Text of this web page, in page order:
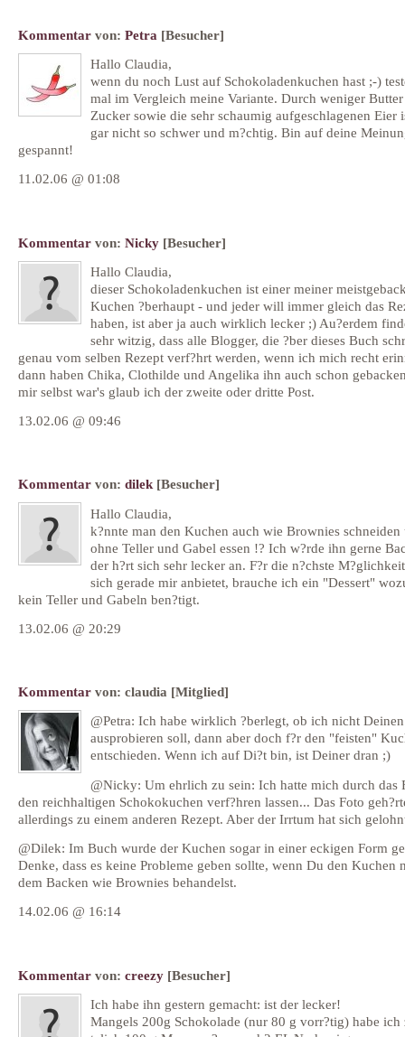
Kommentar von: Petra [Besucher]
Hallo Claudia,
wenn du noch Lust auf Schokoladenkuchen hast ;-)
mal im Vergleich meine Variante. Durch weniger
Zucker sowie die sehr schaumig aufgeschlagenen Eier
gar nicht so schwer und m?chtig. Bin auf deine
gespannt!
11.02.06 @ 01:08
Kommentar von: Nicky [Besucher]
Hallo Claudia,
dieser Schokoladenkuchen ist einer meiner
Kuchen ?berhaupt - und jeder will immer gleich das
haben, ist aber ja auch wirklich lecker ;) Au?erdem
sehr witzig, dass alle Blogger, die ?ber dieses Buch
genau vom selben Rezept verf?hrt werden, wenn ich mich recht
dann haben Chika, Clothilde und Angelika ihn auch schon
mir selbst war's glaub ich der zweite oder dritte Post.
13.02.06 @ 09:46
Kommentar von: dilek [Besucher]
Hallo Claudia,
k?nnte man den Kuchen auch wie Brownies schneiden
ohne Teller und Gabel essen !? Ich w?rde ihn gerne
der h?rt sich sehr lecker an. F?r die n?chste
sich gerade mir anbietet, brauche ich ein "Dessert"
kein Teller und Gabeln ben?tigt.
13.02.06 @ 20:29
Kommentar von: claudia [Mitglied]
@Petra: Ich habe wirklich ?berlegt, ob ich nicht Deinen
ausprobieren soll, dann aber doch f?r den "feisten"
entschieden. Wenn ich auf Di?t bin, ist Deiner dran ;)
@Nicky: Um ehrlich zu sein: Ich hatte mich durch das
den reichhaltigen Schokokuchen verf?hren lassen... Das Foto
allerdings zu einem anderen Rezept. Aber der Irrtum hat sich
@Dilek: Im Buch wurde der Kuchen sogar in einer eckigen Form
Denke, dass es keine Probleme geben sollte, wenn Du den Kuchen
dem Backen wie Brownies behandelst.
14.02.06 @ 16:14
Kommentar von: creezy [Besucher]
Ich habe ihn gestern gemacht: ist der lecker!
Mangels 200g Schokolade (nur 80 g vorr?tig) habe ich